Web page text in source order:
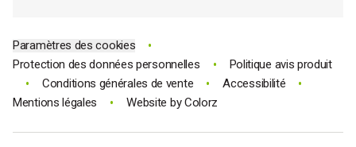
Paramètres des cookies •
Protection des données personnelles • Politique avis produit
• Conditions générales de vente • Accessibilité •
Mentions légales • Website byColorz